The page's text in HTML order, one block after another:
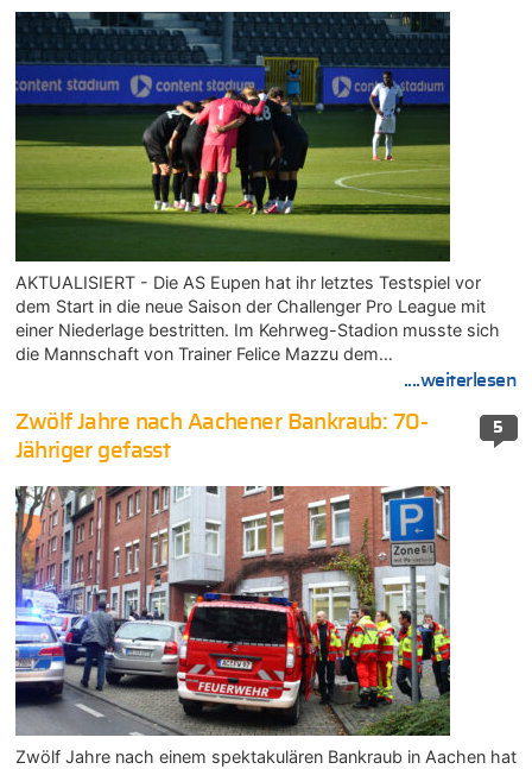
AKTUALISIERT - Die AS Eupen hat ihr letztes Testspiel vor
dem Start in die neue Saison der Challenger Pro League mit
einer Niederlage bestritten. Im Kehrweg-Stadion musste sich
die Mannschaft von Trainer Felice Mazzu dem…
....weiterlesen
5
Zwölf Jahre nach Aachener Bankraub: 70-
Jähriger gefasst
Zwölf Jahre nach einem spektakulären Bankraub in Aachen hat